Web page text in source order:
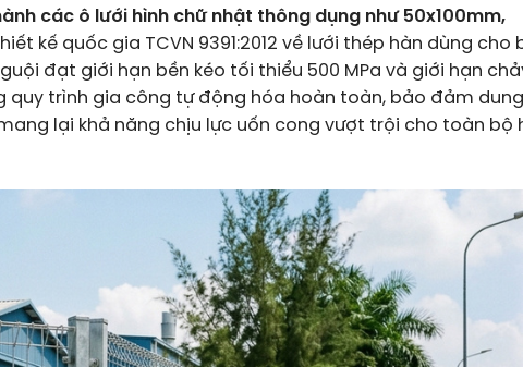
các ô lưới hình chữ nhật thông dụng như 50x100mm,
kế quốc gia TCVN 9391:2012 về lưới thép hàn dùng cho
đạt giới hạn bền kéo tối thiểu 500 MPa và giới hạn
quy trình gia công tự động hóa hoàn toàn, bảo đảm dung
lại khả năng chịu lực uốn cong vượt trội cho toàn bộ